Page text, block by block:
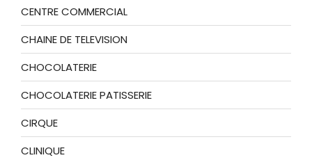
CENTRE COMMERCIAL
CHAINE DE TELEVISION
CHOCOLATERIE
CHOCOLATERIE PATISSERIE
CIRQUE
CLINIQUE